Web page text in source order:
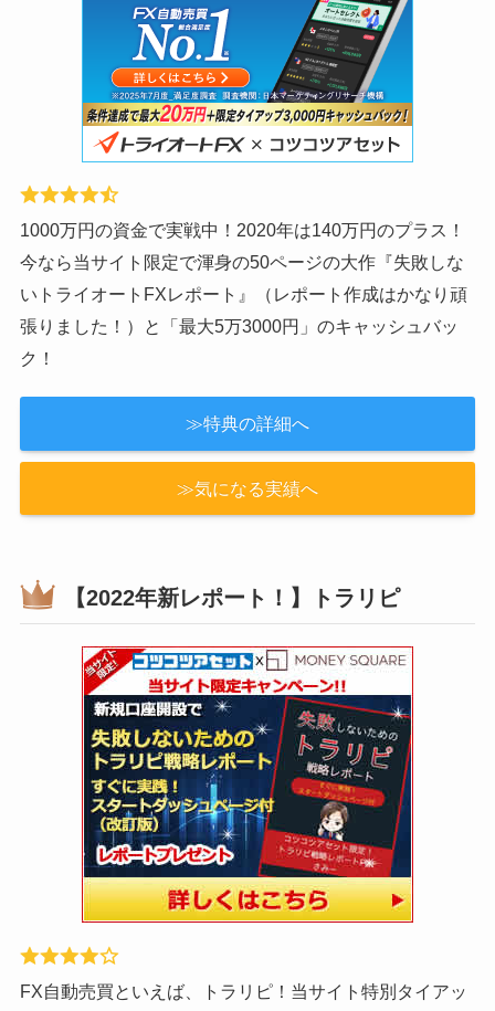
1000万円の資金で実戦中！2020年は140万円のプラス！
今なら当サイト限定で渾身の50ページの大作『失敗しな
いトライオートFXレポート』（レポート作成はかなり頑
張りました！）と「最大5万3000円」のキャッシュバッ
ク！
≫特典の詳細へ
≫気になる実績へ
【2022年新レポート！】トラリピ
FX自動売買といえば、トラリピ！当サイト特別タイアッ